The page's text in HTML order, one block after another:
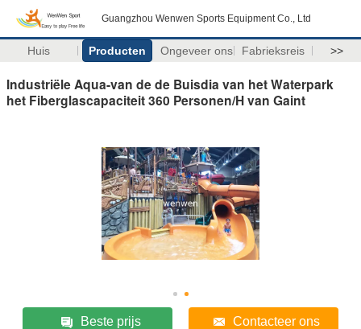
Guangzhou Wenwen Sports Equipment Co., Ltd
Huis Producten Ongeveer ons Fabrieksreis >>
Industriële Aqua-van de de Buisdia van het Waterpark
het Fiberglascapaciteit 360 Personen/H van Gaint
Beste prijs Contacteer ons